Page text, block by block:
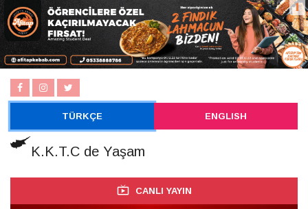
TÜRKÇE ENGLISH
K.K.T.C de Yaşam
CANLI YAYIN